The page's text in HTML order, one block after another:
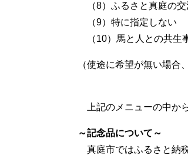
（8）ふるさと真庭の交
（9）特に指定しない
（10）馬と人との共生
（使途に希望が無い場合
上記のメニューの中か
～記念品について～
真庭市ではふるさと納